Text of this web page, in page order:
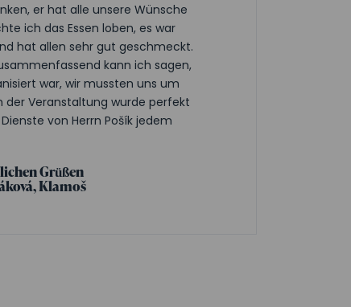
er hat alle unsere Wünsche
ich das Essen loben, es war
hat allen sehr gut geschmeckt.
kann ich sagen,
war, wir mussten uns um
Veranstaltung wurde perfekt
von Herrn Pošík jedem
Grüßen
Klamoš